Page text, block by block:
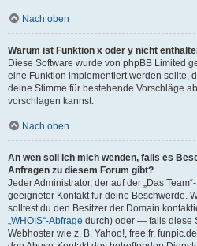
Nach oben
Warum ist Funktion x oder y nicht
Diese Software wurde von phpBB Limited
eine Funktion implementiert werden sollte,
deine Stimme für bestehende Vorschläge
vorschlagen kannst.
Nach oben
An wen soll ich mich wenden, falls es
Anfragen zu diesem Forum gibt?
Jeder Administrator, der auf der „Das
geeigneter Kontakt für deine Beschwerde.
solltest du den Besitzer der Domain
„WHOIS“-Abfrage durch) oder — falls diese
Webhoster wie z. B. Yahoo!, free.fr,